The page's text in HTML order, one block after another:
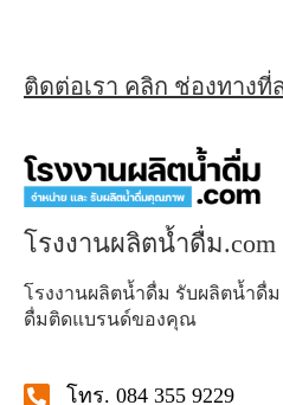
ติดต่อเรา คลิก ช่องทางที่
โรงงานผลิตน้ำดื่ม.com
โรงงานผลิตน้ำดื่ม รับผลิตน้ำดื่
ดื่มติดแบรนด์ของคุณ
โทร. 084 355 9229